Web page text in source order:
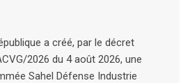
a créé, par le décret
2026 du 4 août 2026, une
Sahel Défense Industrie